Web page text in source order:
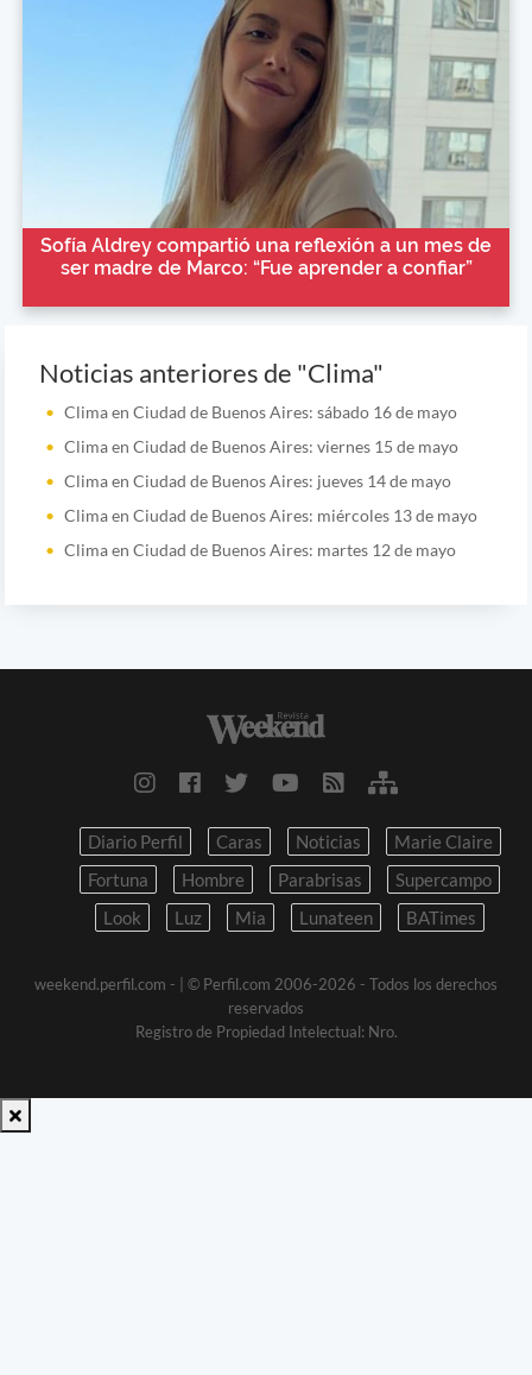
Sofía Aldrey compartió una reflexión a un mes de
ser madre de Marco: “Fue aprender a confiar”
Noticias anteriores de "Clima"
Clima en Ciudad de Buenos Aires: sábado 16 de mayo
Clima en Ciudad de Buenos Aires: viernes 15 de mayo
Clima en Ciudad de Buenos Aires: jueves 14 de mayo
Clima en Ciudad de Buenos Aires: miércoles 13 de mayo
Clima en Ciudad de Buenos Aires: martes 12 de mayo
Diario Perfil Caras Noticias
Marie Claire
Fortuna
Hombre Parabrisas
Supercampo
Look
Luz Mia Lunateen BATimes
weekend.perfil.com -
| © Perfil.com 2006-2026 - Todos los derechos
reservados
Registro de Propiedad Intelectual: Nro.